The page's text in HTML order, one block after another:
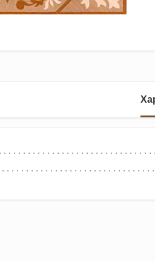
в центре паркетного пола, где